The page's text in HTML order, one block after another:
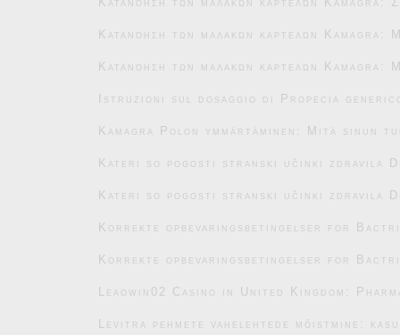
Κατανόηση των μαλακών καρτελών Kamagra:
Κατανόηση των μαλακών καρτελών Kamagra:
Istruzioni sul dosaggio di Propecia
Kamagra Polon ymmärtäminen: Mitä sinun
Kateri so pogosti stranski učinki zdravila
Kateri so pogosti stranski učinki zdravila
Korrekte opbevaringsbetingelser for
Korrekte opbevaringsbetingelser for
Leaowin02 Casino in United Kingdom:
Levitra pehmete vahelehtede mõistmine: